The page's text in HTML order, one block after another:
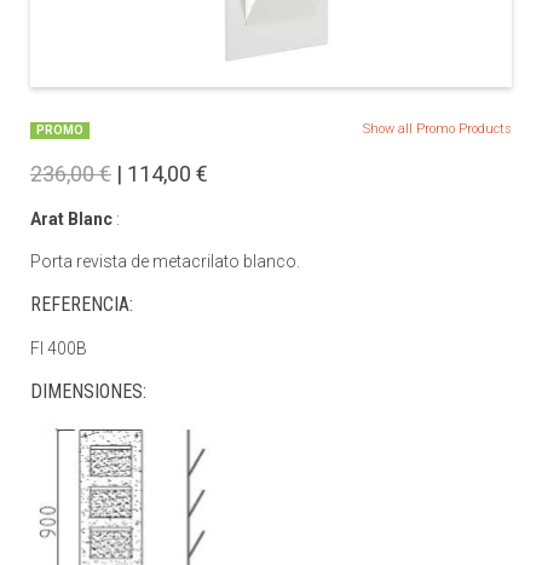
PROMO Show all Promo Products
236,00 € | 114,00 €
Arat Blanc :
Porta revista de metacrilato blanco.
REFERENCIA:
FI 400B
DIMENSIONES: